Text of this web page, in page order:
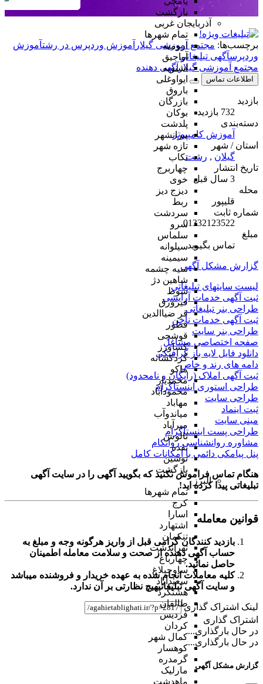
بازگشت
آذربایجان غربی
تمام شهر‌ها
ارومیه
آواجیق
اشنویه
ایواوغلی
باروق
بازرگان
بوکان
پلدشت
پیرانشهر
تازه شهر
تکاب
چهاربرج
خوی
دیزج دیز
ربط
سردشت
سرو
سلماس
سیلوانه
سیمینه
سیه چشمه
شاهین دژ
شوط
فیرورق
قر ضیاالدین
قطور
قوشچی
کشاورز
گردکشانه
ماکو
محمدیار
محمودآباد
مهاباد
میاندوآب
میرآباد
نالوس
نقده
نوشین
بازگشت
البرز
تمام شهر‌ها
کرج
اسارا
اشتهارد
تنکمان
تهراندشت
چهارباغ
ساوجبلاغ
سعیدآباد
هشتگرد
طالقان
فردیس
کردان
کمال شهر
کوهسار
گرمدره
مارلیک
ماهدشت
برچسب‌ها: مجتمع آموزشی گیلار آموزش وردپرس در رشتآموزش
وردپرسآگهی تبلیغاتی
مجتمع آموزشی گیلارآگهی دهنده
اطلاعات تماس
بازدید
732 بازدید
دسته‌بندی
آموزش کامپیوتر
استان / شهر
گیلان , رشت
تاریخ انتشار
3 سال قبل
محله
قلیپور
شماره ثابت
01332123522
مبلغ
تماس بگیرید
گزارش مشکل آگهی
لیست سایتهای تبلیغاتی
ثبت آگهی خدمات آرایشی
طراحی بنر تبلیغاتی
ثبت آگهی خدمات ناخن
طراحی بنر سایت
صفحه اختصاصی مشاغل
دانلود فایل لایه باز گرافیکی
دامه های رند و خاص
ثبت آگهی املاک (رایگان و نامحدود)
طراحی استوری اینستاگرام
طراحی سایت
ثبت اینماد
مینی سایت
طراحی پست اینستاگرام
مشاوره روانشناسی روانکام
پنل پیامکی دائمی با امکانات کامل
هنگام تماس فراموش نکنید که بگویید آگهی را در سایت آگهی
تبلیغاتی پیدا کرده اید!
قوانین معامله
بازدید کنندگان گرامی قبل از واریز هرگونه وجه و مبلغ به
حساب آگهی دهنده از صحت و سلامت معامله اطمینان
حاصل نمائید.
کلیه معاملات انجام شده به عهده خریدار و فروشنده میباشد
و سایت آگهی تبلیغاتیهیچ نظارتی بر آن ندارد.
لینک اشتراک گذاری
اشتراک گذاری
در حال بارگذاری...
در حال بارگذاری...
گزارش مشکل آگهی